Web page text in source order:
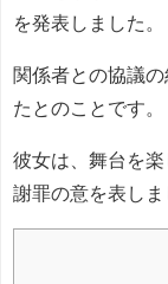
を発表しました。
関係者との協議
たとのことです。
彼女は、舞台を
謝罪の意を表しま